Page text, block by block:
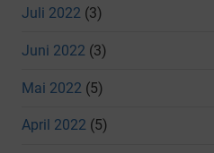
Juli 2022 (3)
Juni 2022 (3)
Mai 2022 (5)
April 2022 (5)